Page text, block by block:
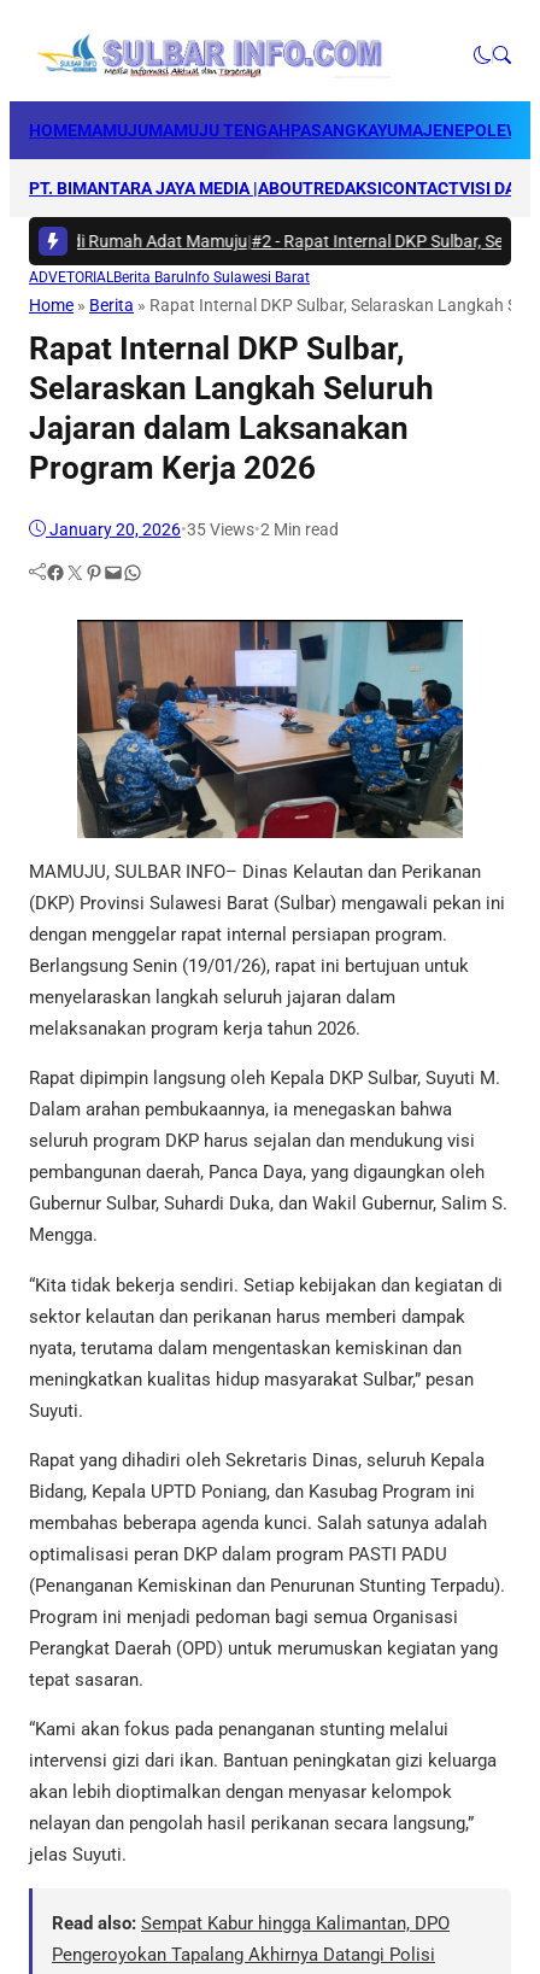
HOMEMAMUJUMAMUJU TENGAHPASANGKAYUMAJENE
PT. BIMANTARA JAYA MEDIA |ABOUTREDAKSICONTACTVISI DAN
di Rumah Adat Mamuju|#2 -Rapat Internal DKP Sulbar, Selaraskan
ADVETORIALBerita Baru Info Sulawesi Barat
Home » Berita » Rapat Internal DKP Sulbar, Selaraskan Langkah
Rapat Internal DKP Sulbar,
Selaraskan Langkah Seluruh
Jajaran dalam Laksanakan
Program Kerja 2026
January 20, 2026•35Views•2 Min read
Facebook Twitter Pinterest Mail WhatsApp
MAMUJU, SULBAR INFO– Dinas Kelautan dan Perikanan
(DKP) Provinsi Sulawesi Barat (Sulbar) mengawali pekan ini
dengan menggelar rapat internal persiapan program.
Berlangsung Senin (19/01/26), rapat ini bertujuan untuk
menyelaraskan langkah seluruh jajaran dalam
melaksanakan program kerja tahun 2026.
Rapat dipimpin langsung oleh Kepala DKP Sulbar, Suyuti M.
Dalam arahan pembukaannya, ia menegaskan bahwa
seluruh program DKP harus sejalan dan mendukung visi
pembangunan daerah, Panca Daya, yang digaungkan oleh
Gubernur Sulbar, Suhardi Duka, dan Wakil Gubernur, Salim S.
Mengga.
“Kita tidak bekerja sendiri. Setiap kebijakan dan kegiatan di
sektor kelautan dan perikanan harus memberi dampak
nyata, terutama dalam mengentaskan kemiskinan dan
meningkatkan kualitas hidup masyarakat Sulbar,” pesan
Suyuti.
Rapat yang dihadiri oleh Sekretaris Dinas, seluruh Kepala
Bidang, Kepala UPTD Poniang, dan Kasubag Program ini
membahas beberapa agenda kunci. Salah satunya adalah
optimalisasi peran DKP dalam program PASTI PADU
(Penanganan Kemiskinan dan Penurunan Stunting Terpadu).
Program ini menjadi pedoman bagi semua Organisasi
Perangkat Daerah (OPD) untuk merumuskan kegiatan yang
tepat sasaran.
“Kami akan fokus pada penanganan stunting melalui
intervensi gizi dari ikan. Bantuan peningkatan gizi keluarga
akan lebih dioptimalkan dengan menyasar kelompok
nelayan dan pengolah hasil perikanan secara langsung,”
jelas Suyuti.
Read also: Sempat Kabur hingga Kalimantan, DPO
Pengeroyokan Tapalang Akhirnya Datangi Polisi